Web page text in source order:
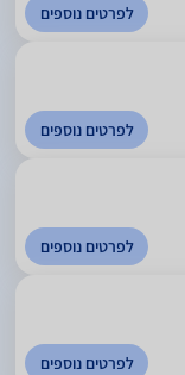
לפרטים נוספים
לפרטים נוספים
לפרטים נוספים
לפרטים נוספים